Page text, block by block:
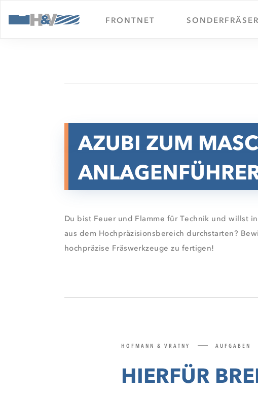
FRONTNET SONDERFRÄSER
AZUBI ZUM
Du bist Feuer und Flamme für Technik und willst
aus dem Hochpräzisionsbereich durchstarten?
hochpräzise Fräswerkzeuge zu fertigen!
HOFMANN & VRATNY AUFGABEN
HIERFÜR